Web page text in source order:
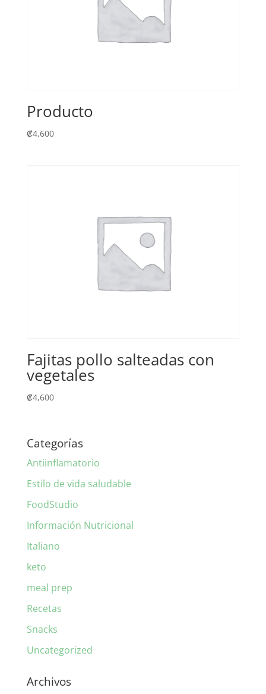
Producto
₡4,600
Fajitas pollo salteadas con
vegetales
₡4,600
Categorías
Antiinflamatorio
Estilo de vida saludable
FoodStudio
Información Nutricional
Italiano
keto
meal prep
Recetas
Snacks
Uncategorized
Archivos